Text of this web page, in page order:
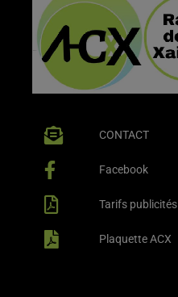
CONTACT
Facebook
Tarifs publicités
Plaquette ACX